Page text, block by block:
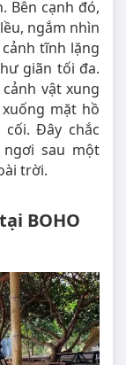
Bên cạnh đó,
ngắm nhìn
tĩnh lặng
giãn tối đa.
vật xung
mặt hồ
Đây chắc
sau một
trời.
BOHO